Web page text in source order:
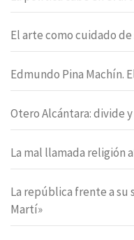
El arte como cuidado de
Edmundo Pina Machín.
Otero Alcántara: divide
La mal llamada religión
La república frente a su
Martí»